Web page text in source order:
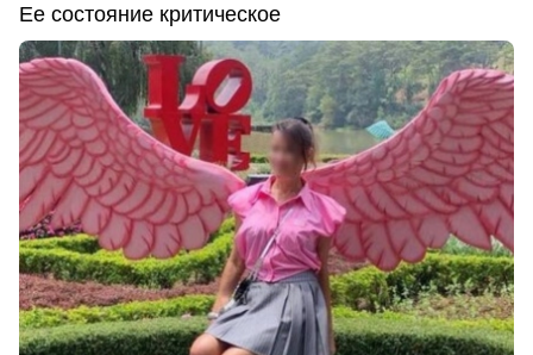
Ее состояние критическое